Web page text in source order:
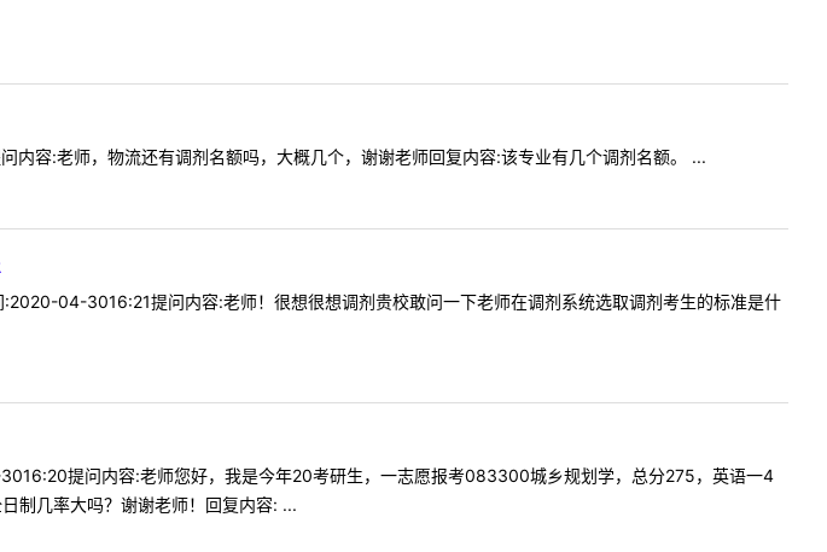
容:老师，物流还有调剂名额吗，大概几个，谢谢老师回复内容:该专业有几个调剂名额。 ...
04-3016:21提问内容:老师！很想很想调剂贵校敢问一下老师在调剂系统选取调剂考生的标准是什
提问内容:老师您好，我是今年20考研生，一志愿报考083300城乡规划学，总分275，英语一4
制几率大吗？谢谢老师！回复内容: ...